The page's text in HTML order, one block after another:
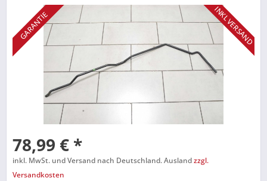
GARANTIE INKL VERSAND
78,99 € *
inkl. MwSt. und Versand nach Deutschland. Auslandzzgl.
Versandkosten